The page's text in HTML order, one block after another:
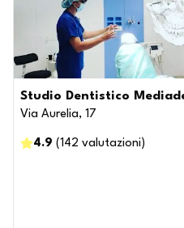
Studio Dentistico
Via Aurelia, 17
4.9 (142 valutazioni )